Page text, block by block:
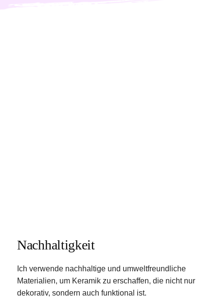
Nachhaltigkeit
Ich verwende nachhaltige und umweltfreundliche
Materialien, um Keramik zu erschaffen, die nicht nur
dekorativ, sondern auch funktional ist.